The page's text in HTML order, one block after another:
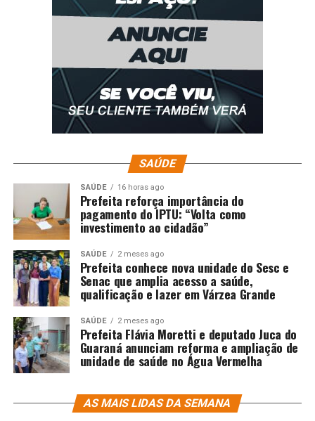
SAÚDE
SAÚDE 16 horas ago
Prefeita reforça importância do
pagamento do IPTU: “Volta como
investimento ao cidadão”
SAÚDE 2 meses ago
Prefeita conhece nova unidade do Sesc e
Senac que amplia acesso a saúde,
qualificação e lazer em Várzea Grande
SAÚDE 2 meses ago
Prefeita Flávia Moretti e deputado Juca do
Guaraná anunciam reforma e ampliação de
unidade de saúde no Água Vermelha
AS MAIS LIDAS DA SEMANA